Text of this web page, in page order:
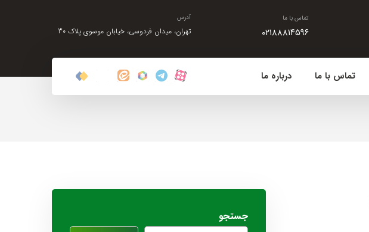
آدرس
تهران، میدان فردوسی، خیابان موسوی پلاک 30
تماس با ما
۰۲۱۸۸۸۱۴۵۹۶
تماس با ما درباره ما
جستجو